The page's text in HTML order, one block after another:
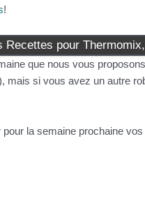
!
Recettes pour
que nous vous
mais si vous avez un autre
la semaine prochaine